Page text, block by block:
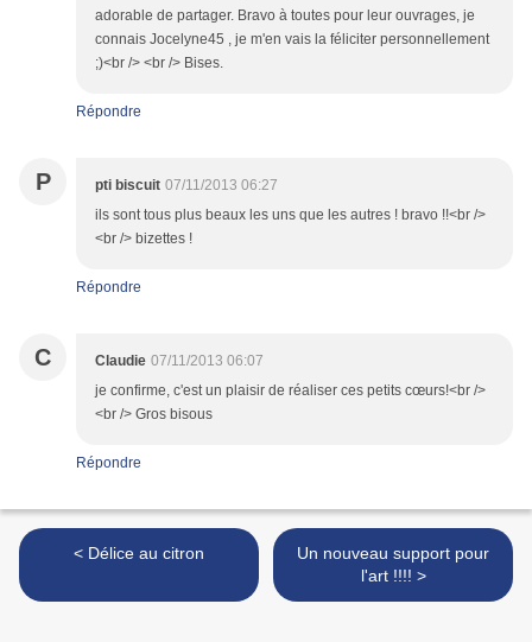
adorable de partager. Bravo à toutes pour leur ouvrages, je
connais Jocelyne45 , je m'en vais la féliciter personnellement
;)<br /> <br /> Bises.
Répondre
P pti biscuit 07/11/2013 06:27
ils sont tous plus beaux les uns que les autres ! bravo !!<br />
<br /> bizettes !
Répondre
C Claudie 07/11/2013 06:07
je confirme, c'est un plaisir de réaliser ces petits cœurs!<br />
<br /> Gros bisous
Répondre
< Délice au citron
Un nouveau support pour
l'art !!!! >